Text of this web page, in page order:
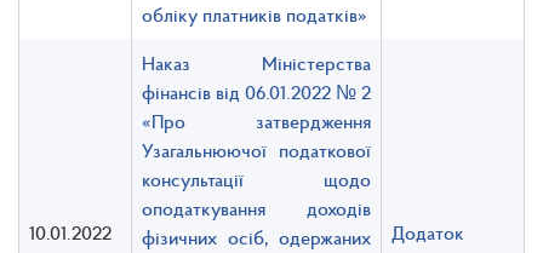
обліку платників податків»
10.01.2022
Наказ Міністерства
фінансів від 06.01.2022 № 2
«Про затвердження
Узагальнюючої податкової
консультації щодо
оподаткування доходів
фізичних осіб, одержаних
Додаток